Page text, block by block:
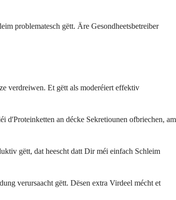
problematesch gëtt. Äre Gesondheetsbetreiber
verdreiwen. Et gëtt als moderéiert effektiv
an décke Sekretiounen ofbriechen, am
gëtt, dat heescht datt Dir méi einfach Schleim
verursaacht gëtt. Dësen extra Virdeel mécht et